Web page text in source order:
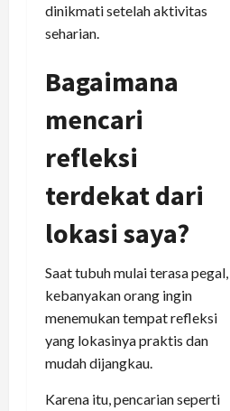
dinikmati setelah aktivitas
seharian.
Bagaimana
mencari
refleksi
terdekat dari
lokasi saya?
Saat tubuh mulai terasa pegal,
kebanyakan orang ingin
menemukan tempat refleksi
yang lokasinya praktis dan
mudah dijangkau.
Karena itu, pencarian seperti